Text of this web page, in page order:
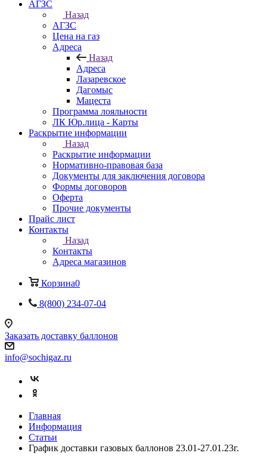
АГЗС
Назад
АГЗС
Цена на газ
Адреса
Назад
Адреса
Лазаревское
Дагомыс
Мацеста
Программа лояльности
ЛК Юр.лица - Карты
Раскрытие информации
Назад
Раскрытие информации
Нормативно-правовая база
Документы для заключения договора
Формы договоров
Оферта
Прочие документы
Прайс лист
Контакты
Назад
Контакты
Адреса магазинов
Корзина0
8(800) 234-07-04
Заказать доставку баллонов
info@sochigaz.ru
Главная
Информация
Статьи
График доставки газовых баллонов 23.01-27.01.23г.